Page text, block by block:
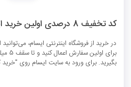
کد تخفیف 8 درصدی اولین خرید ایسام
در خرید از فروشگاه اینترنتی ایسام،
برای اولین سفارش اعمال کنید و تا سقف 5 میلیون تومان
بگیرید. برای ورود به سایت ایسام روی "خرید